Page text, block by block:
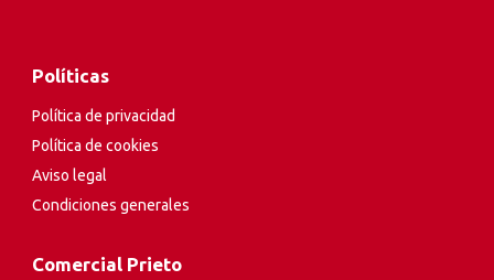
Políticas
Política de privacidad
Política de cookies
Aviso legal
Condiciones generales
Comercial Prieto